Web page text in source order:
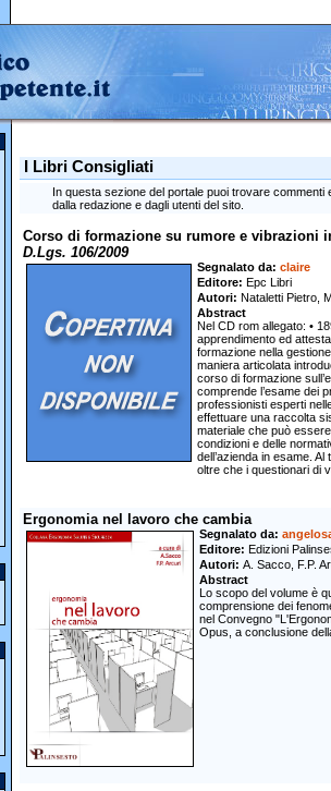
I Libri Consigliati
In questa sezione del portale puoi trovare
dalla redazione e dagli utenti del sito.
Corso di formazione su rumore e vibrazioni
D.Lgs. 106/2009
Segnalato da claire
Editore Epc Libri
Autori Nataletti Pietro,
Abstract
Nel CD rom allegato: •
apprendimento ed
formazione nella
maniera articolata
corso di formazione
comprende l’esame dei
professionisti esperti
effettuare una raccolta
materiale che può
condizioni e delle
dell’azienda in esame.
oltre che i questionari di
Ergonomia nel lavoro che cambia
Segnalato da
Editore Edizioni
Autori A. Sacco, F.P.
Abstract
Lo scopo del volume è
comprensione dei
nel Convegno
Opus, a conclusione